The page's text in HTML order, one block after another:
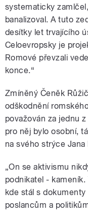
systematicky
banalizoval. A tuto
desítky let trvajícího
Celoevropsky je
Romové převzali
konce.“
Zmíněný Čeněk
odškodnění
považován za jednu
pro něj bylo osobní,
na svého strýce Jana
„On se aktivismu
podnikatel -
kde stál s
poslancům a